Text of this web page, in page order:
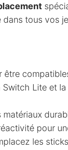
tous vos
être
Lite et
matériaux
pour
les